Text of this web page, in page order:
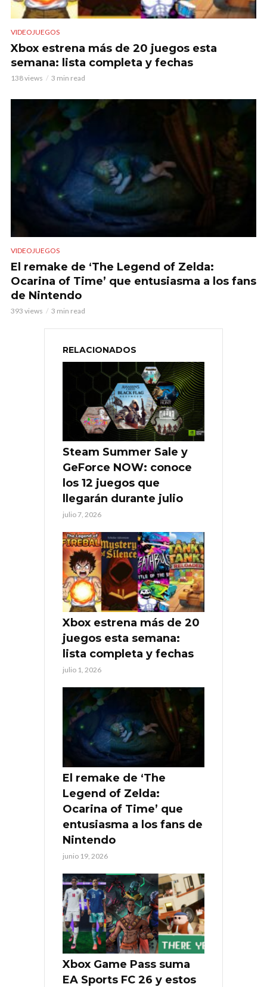
VIDEOJUEGOS
Xbox estrena más de 20 juegos esta
semana: lista completa y fechas
138 views 3 min read
VIDEOJUEGOS
El remake de ‘The Legend of Zelda:
Ocarina of Time’ que entusiasma a los fans
de Nintendo
393 views 3 min read
RELACIONADOS
Steam Summer Sale y
GeForce NOW: conoce
los 12 juegos que
llegarán durante julio
julio 7, 2026
Xbox estrena más de 20
juegos esta semana:
lista completa y fechas
julio 1, 2026
El remake de ‘The
Legend of Zelda:
Ocarina of Time’ que
entusiasma a los fans de
Nintendo
junio 19, 2026
Xbox Game Pass suma
EA Sports FC 26 y estos